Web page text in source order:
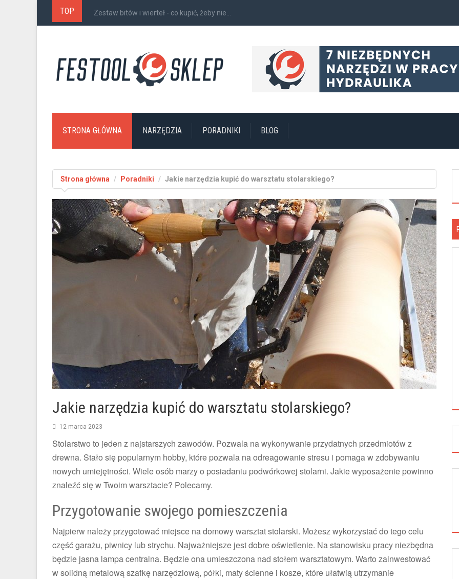
TOP Zestaw bitów i wierteł - co kupić, żeby nie...
STRONA GŁÓWNA NARZĘDZIA PORADNIKI BLOG
Strona główna Poradniki Jakie narzędzia kupić do warsztatu stolarskiego?
Jakie narzędzia kupić do warsztatu stolarskiego?
12 marca 2023
Stolarstwo to jeden z najstarszych zawodów. Pozwala na wykonywanie przydatnych przedmiotów z
drewna. Stało się popularnym hobby, które pozwala na odreagowanie stresu i pomaga w zdobywaniu
nowych umiejętności. Wiele osób marzy o posiadaniu podwórkowej stolarni. Jakie wyposażenie powinno
znaleźć się w Twoim warsztacie? Polecamy.
Przygotowanie swojego pomieszczenia
Najpierw należy przygotować miejsce na domowy warsztat stolarski. Możesz wykorzystać do tego celu
część garażu, piwnicy lub strychu. Najważniejsze jest dobre oświetlenie. Na stanowisku pracy niezbędna
będzie jasna lampa centralna. Będzie ona umieszczona nad stołem warsztatowym. Warto zainwestować
w solidną metalową szafkę narzędziową, półki, maty ścienne i kosze, które ułatwią utrzymanie
ZNACZENIE WSPÓŁCZESNYCH
TECHNOLOGII SPAWANIA W...